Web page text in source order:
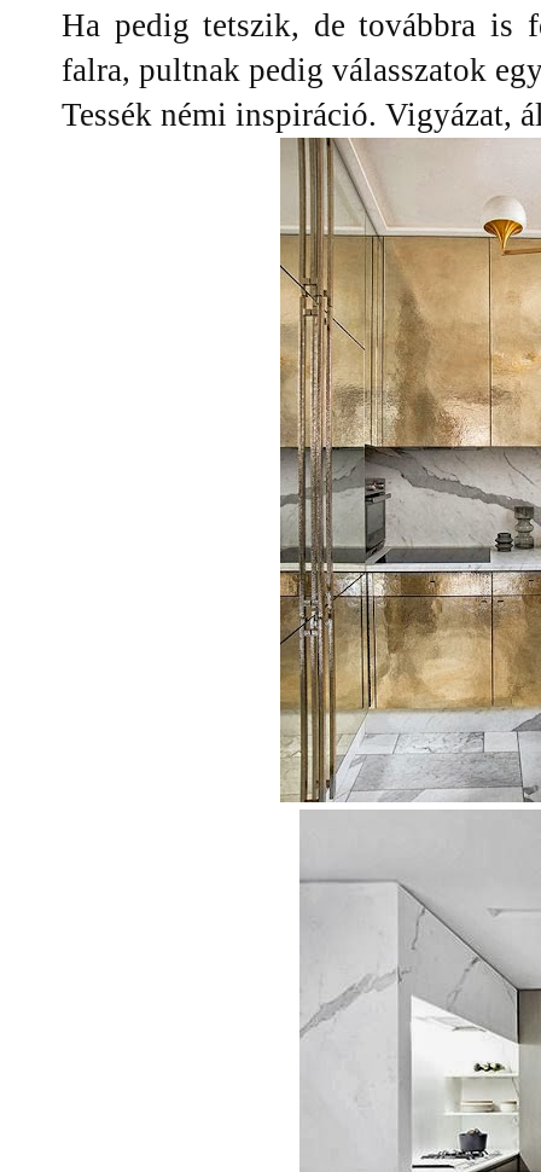
Ha pedig tetszik, de továbbra is
falra, pultnak pedig válasszatok
Tessék némi inspiráció. Vigyázat,